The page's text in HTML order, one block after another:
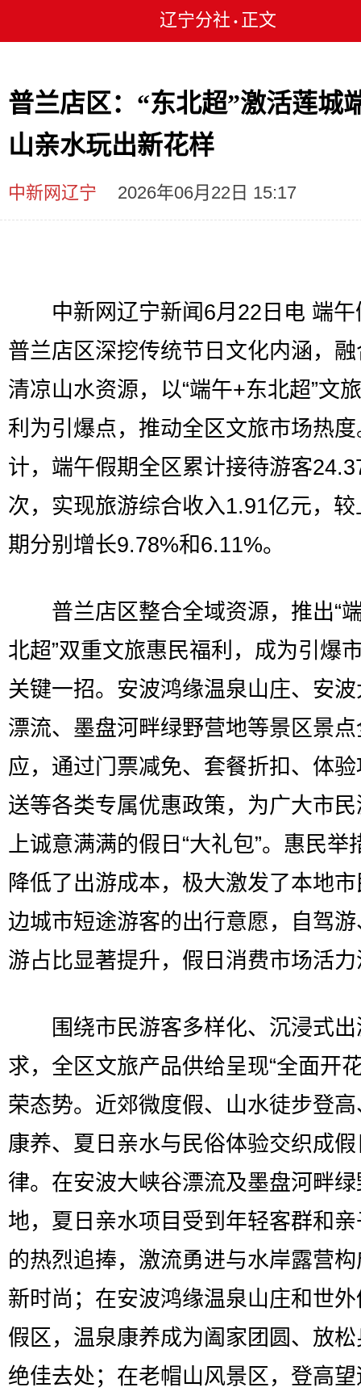
辽宁分社 • 正文
普兰店区：“东北超”激活莲城
山亲水玩出新花样
中新网辽宁 2026年06月22日 15:17
中新网辽宁新闻6月22日电 端午
普兰店区深挖传统节日文化内涵，
清凉山水资源，以“端午+东北超”文
利为引爆点，推动全区文旅市场热
计，端午假期全区累计接待游客
次，实现旅游综合收入1.91亿元，
期分别增长9.78%和6.11%。
普兰店区整合全域资源，推出“
北超”双重文旅惠民福利，成为引爆
关键一招。安波鸿缘温泉山庄、安
漂流、墨盘河畔绿野营地等景区景
应，通过门票减免、套餐折扣、体
送等各类专属优惠政策，为广大市
上诚意满满的假日“大礼包”。惠民举
降低了出游成本，极大激发了本地
边城市短途游客的出行意愿，自驾
游占比显著提升，假日消费市场活
围绕市民游客多样化、沉浸式出
求，全区文旅产品供给呈现“全面开
荣态势。近郊微度假、山水徒步登
康养、夏日亲水与民俗体验交织成
律。在安波大峡谷漂流及墨盘河畔
地，夏日亲水项目受到年轻客群和
的热烈追捧，激流勇进与水岸露营
新时尚；在安波鸿缘温泉山庄和世
假区，温泉康养成为阖家团圆、放
绝佳去处；在老帽山风景区，登高